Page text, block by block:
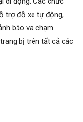
trợ đỗ xe tự động,
báo va chạm
bị trên tất cả các